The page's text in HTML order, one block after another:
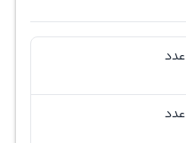
عدد
عدد